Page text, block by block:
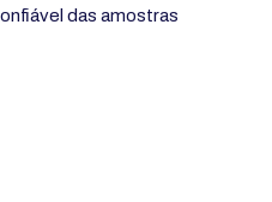
das amostras